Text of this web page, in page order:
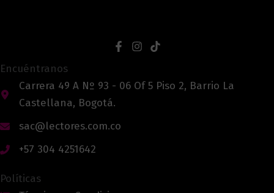
Encuéntranos
Carrera 49 A Nº 93 - 06 Of 5 Piso 2, Barrio La
Castellana, Bogotá.
sac@lectores.com.co
+57 304 4251642
Políticas